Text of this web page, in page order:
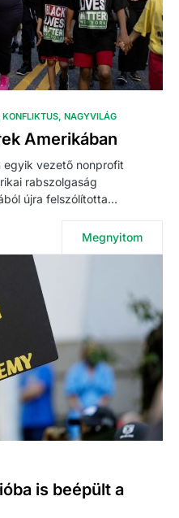
KONFLIKTUS NAGYVILÁG
Amerikában
egyik vezető nonprofit
rabszolgaság
újra felszólította…
Megnyitom
is beépült a